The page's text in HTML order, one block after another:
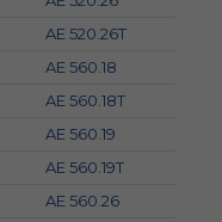
AE 520.26T
AE 560.18
AE 560.18T
AE 560.19
AE 560.19T
AE 560.26